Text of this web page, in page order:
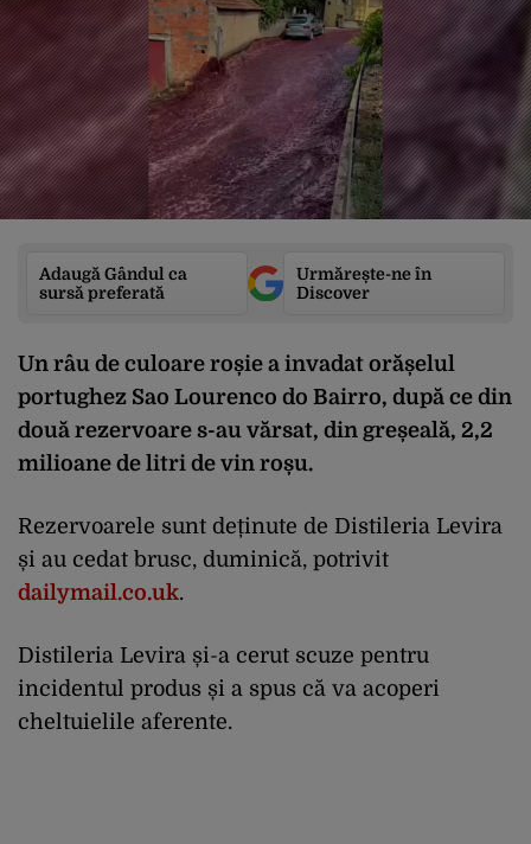
Adaugă Gândul ca
sursă preferată
Urmărește-ne în
Discover
Un râu de culoare roșie a invadat orășelul
portughez Sao Lourenco do Bairro, după ce din
două rezervoare s-au vărsat, din greșeală, 2,2
milioane de litri de vin roșu.
Rezervoarele sunt deținute de Distileria Levira
și au cedat brusc, duminică, potrivit
dailymail.co.uk.
Distileria Levira și-a cerut scuze pentru
incidentul produs și a spus că va acoperi
cheltuielile aferente.